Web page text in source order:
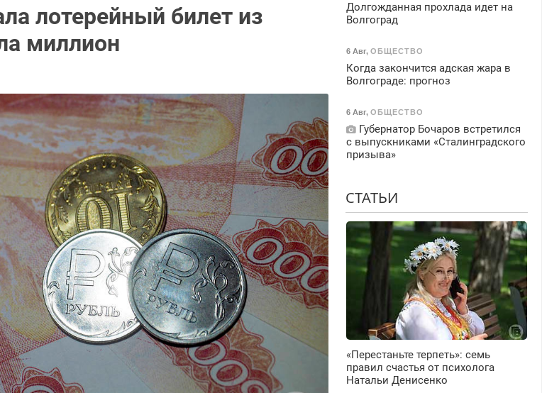
лотерейный билет из
миллион
Долгожданная прохлада идет на
Волгоград
6 Авг, ОБЩЕСТВО
Когда закончится адская жара в
Волгограде: прогноз
6 Авг, ОБЩЕСТВО
Губернатор Бочаров встретился
с выпускниками «Сталинградского
призыва»
СТАТЬИ
«Перестаньте терпеть»: семь
правил счастья от психолога
Натальи Денисенко